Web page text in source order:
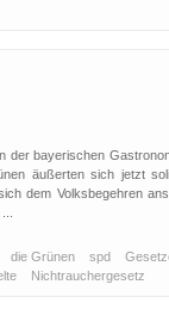
der bayerischen
äußerten sich jetzt
dem Volksbegehren
die Grünen spd
Nichtrauchergesetz